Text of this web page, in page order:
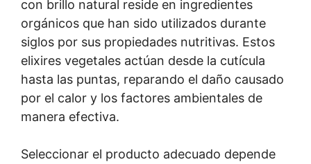
con brillo natural reside en ingredientes
orgánicos que han sido utilizados durante
siglos por sus propiedades nutritivas. Estos
elixires vegetales actúan desde la cutícula
hasta las puntas, reparando el daño causado
por el calor y los factores ambientales de
manera efectiva.
Seleccionar el producto adecuado depende